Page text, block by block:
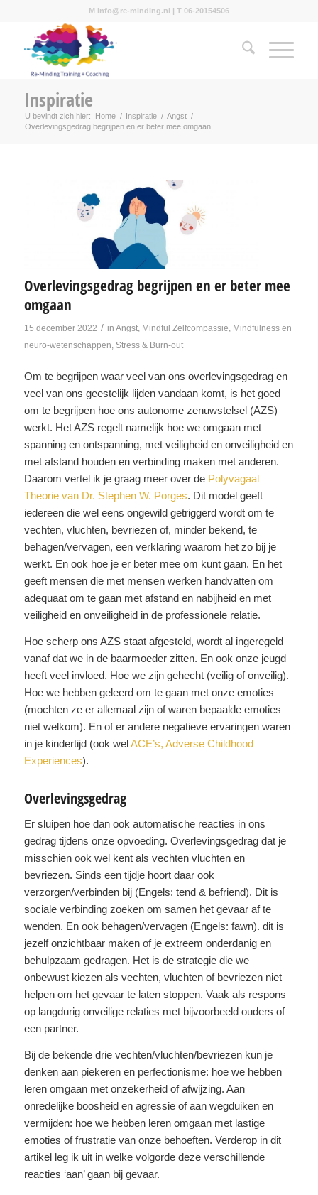
M info@re-minding.nl | T 06-20154506
Inspiratie
U bevindt zich hier: Home / Inspiratie / Angst /
Overlevingsgedrag begrijpen en er beter mee omgaan
Overlevingsgedrag begrijpen en er beter mee
omgaan
15 december 2022 / in Angst, Mindful Zelfcompassie Mindfulness en
neuro-wetenschappen Stress & Burn-out
Om te begrijpen waar veel van ons overlevingsgedrag en
veel van ons geestelijk lijden vandaan komt, is het goed
om te begrijpen hoe ons autonome zenuwstelsel (AZS)
werkt. Het AZS regelt namelijk hoe we omgaan met
spanning en ontspanning, met veiligheid en onveiligheid en
met afstand houden en verbinding maken met anderen.
Daarom vertel ik je graag meer over de Polyvagaal
Theorie van Dr. Stephen W. Porges. Dit model geeft
iedereen die wel eens ongewild getriggerd wordt om te
vechten, vluchten, bevriezen of, minder bekend, te
behagen/vervagen, een verklaring waarom het zo bij je
werkt. En ook hoe je er beter mee om kunt gaan. En het
geeft mensen die met mensen werken handvatten om
adequaat om te gaan met afstand en nabijheid en met
veiligheid en onveiligheid in de professionele relatie.
Hoe scherp ons AZS staat afgesteld, wordt al ingeregeld
vanaf dat we in de baarmoeder zitten. En ook onze jeugd
heeft veel invloed. Hoe we zijn gehecht (veilig of onveilig).
Hoe we hebben geleerd om te gaan met onze emoties
(mochten ze er allemaal zijn of waren bepaalde emoties
niet welkom). En of er andere negatieve ervaringen waren
in je kindertijd (ook welACE’s, Adverse Childhood
Experiences).
Overlevingsgedrag
Er sluipen hoe dan ook automatische reacties in ons
gedrag tijdens onze opvoeding. Overlevingsgedrag dat je
misschien ook wel kent als vechten vluchten en
bevriezen. Sinds een tijdje hoort daar ook
verzorgen/verbinden bij (Engels: tend & befriend). Dit is
sociale verbinding zoeken om samen het gevaar af te
wenden. En ook behagen/vervagen (Engels: fawn). dit is
jezelf onzichtbaar maken of je extreem onderdanig en
behulpzaam gedragen. Het is de strategie die we
onbewust kiezen als vechten, vluchten of bevriezen niet
helpen om het gevaar te laten stoppen. Vaak als respons
op langdurig onveilige relaties met bijvoorbeeld ouders of
een partner.
Bij de bekende drie vechten/vluchten/bevriezen kun je
denken aan piekeren en perfectionisme: hoe we hebben
leren omgaan met onzekerheid of afwijzing. Aan
onredelijke boosheid en agressie of aan wegduiken en
vermijden: hoe we hebben leren omgaan met lastige
emoties of frustratie van onze behoeften. Verderop in dit
artikel leg ik uit in welke volgorde deze verschillende
reacties ‘aan’ gaan bij gevaar.